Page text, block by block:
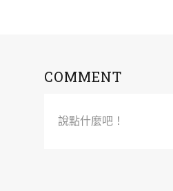
COMMENT
說點什麼吧！